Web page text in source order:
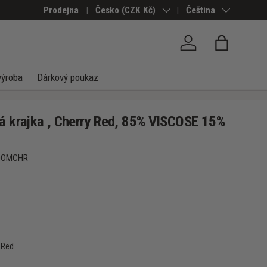
Prodejna Země/Region
Česko (CZK Kč) JazykČeština
Přihlásit seTaška
Dárkový poukaz
krajka , Cherry Red, 85% VISCOSE 15%